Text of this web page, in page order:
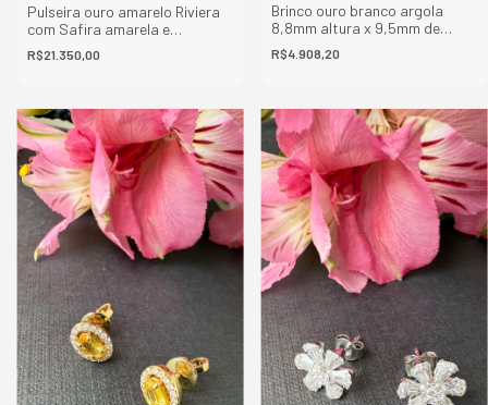
Pulseira ouro amarelo Riviera
com Safira amarela e
diamantes
R$21.350,00
Brinco ouro branco argola
8,8mm altura x 9,5mm de
largura com 14 diamantes de
1,3mm
R$4.908,20